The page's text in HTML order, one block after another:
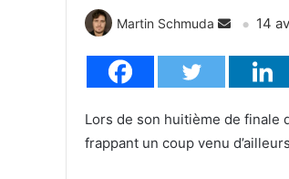
Martin Schmuda 14
Lors de son huitième de finale
frappant un coup venu